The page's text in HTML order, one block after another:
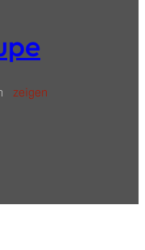
zeigen